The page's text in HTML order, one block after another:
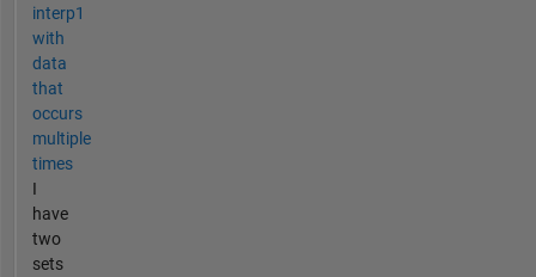
interp1
with
data
that
occurs
multiple
times
I
have
two
sets